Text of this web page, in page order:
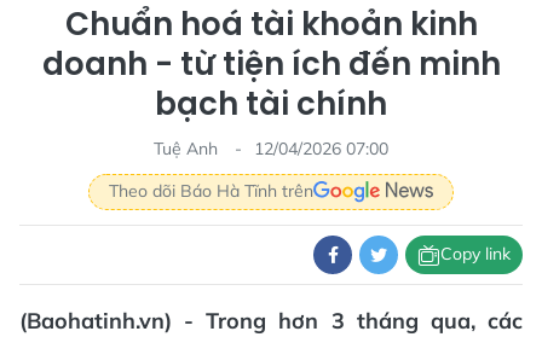
Chuẩn hoá tài khoản kinh
doanh - từ tiện ích đến minh
bạch tài chính
Tuệ Anh
12/04/2026 07:00
Theo dõi Báo Hà Tĩnh trên
Copy link
(Baohatinh.vn) - Trong hơn 3 tháng qua, các